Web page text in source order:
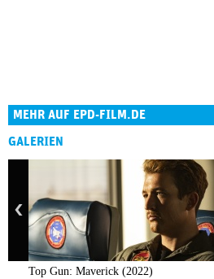
MEHR AUF EPD-FILM.DE
GALERIEN
Top Gun: Maverick (2022)